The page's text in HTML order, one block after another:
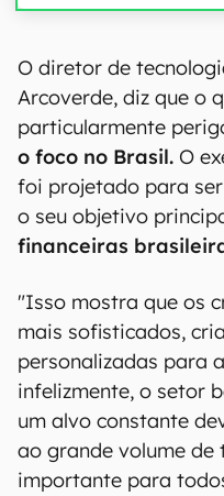
O diretor de
Arcoverde, diz que o
particularmente
o foco no Brasil. O
foi projetado para
o seu objetivo
financeiras
"Isso mostra que os
mais sofisticados,
personalizadas para
infelizmente, o setor
um alvo constante
ao grande volume de
importante para